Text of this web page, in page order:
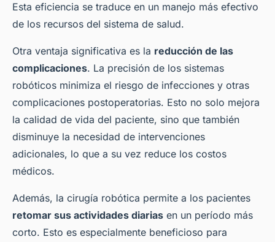
Esta eficiencia se traduce en un manejo más efectivo
de los recursos del sistema de salud.
Otra ventaja significativa es la reducción de las
complicaciones. La precisión de los sistemas
robóticos minimiza el riesgo de infecciones y otras
complicaciones postoperatorias. Esto no solo mejora
la calidad de vida del paciente, sino que también
disminuye la necesidad de intervenciones
adicionales, lo que a su vez reduce los costos
médicos.
Además, la cirugía robótica permite a los pacientes
retomar sus actividades diarias en un período más
corto. Esto es especialmente beneficioso para